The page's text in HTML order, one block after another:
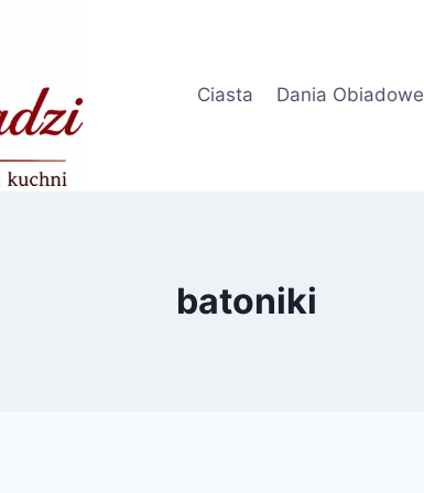
Ciasta
Dania Obiadowe
batoniki